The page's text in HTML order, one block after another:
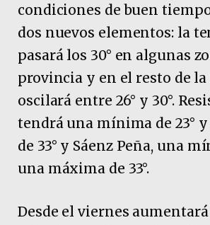
condiciones de buen
dos nuevos elementos: la
pasará los 30° en algunas
provincia y en el resto de
oscilará entre 26° y 30°.
tendrá una mínima de 23°
de 33° y Sáenz Peña, una
una máxima de 33°.
Desde el viernes